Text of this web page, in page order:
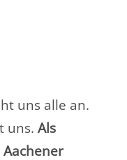
uns alle an.
uns. Als